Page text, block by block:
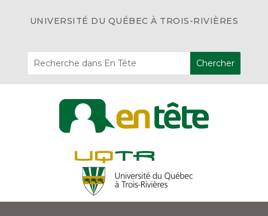
UNIVERSITÉ DU QUÉBEC À TROIS-RIVIÈRES